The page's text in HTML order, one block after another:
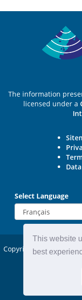
This website
best
The information
licensed under a
Select Language
Copyright © 2015 -
Powered